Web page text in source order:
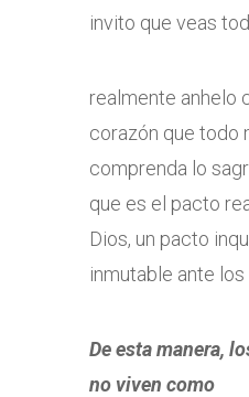
invito que veas
realmente anhelo
corazón que todo
comprenda lo
que es el pacto
Dios, un pacto
inmutable ante los
De esta manera,
no viven como